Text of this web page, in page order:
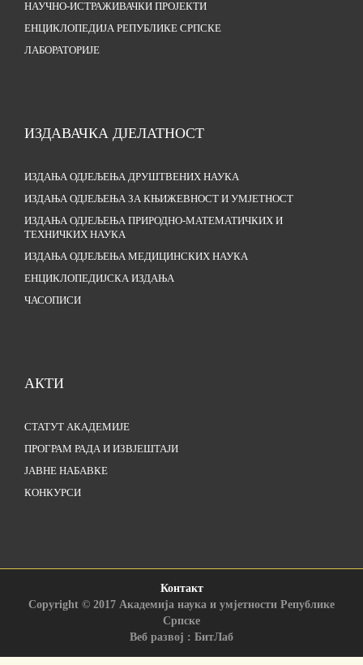
НАУЧНО-ИСТРАЖИВАЧКИ ПРОЈЕКТИ
ЕНЦИКЛОПЕДИЈА РЕПУБЛИКЕ СРПСКЕ
ЛАБОРАТОРИЈЕ
ИЗДАВАЧКА ДЈЕЛАТНОСТ
ИЗДАЊА ОДЈЕЉЕЊА ДРУШТВЕНИХ НАУКА
ИЗДАЊА ОДЈЕЉЕЊА ЗА КЊИЖЕВНОСТ И УМЈЕТНОСТ
ИЗДАЊА ОДЈЕЉЕЊА ПРИРОДНО-МАТЕМАТИЧКИХ И
ТЕХНИЧКИХ НАУКА
ИЗДАЊА ОДЈЕЉЕЊА МЕДИЦИНСКИХ НАУКА
ЕНЦИКЛОПЕДИЈСКА ИЗДАЊА
ЧАСОПИСИ
АКТИ
СТАТУТ АКАДЕМИЈЕ
ПРОГРАМ РАДА И ИЗВЈЕШТАЈИ
ЈАВНЕ НАБАВКЕ
КОНКУРСИ
Контакт
Copyright © 2017 Академија наука и умјетности Републике
Српске
Веб развој : БитЛаб